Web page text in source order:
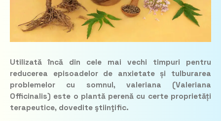
Utilizată încă din cele mai vechi timpuri pentru
reducerea episoadelor de anxietate și tulburarea
problemelor cu somnul, valeriana (Valeriana
Officinalis) este o plantă perenă cu certe proprietăți
terapeutice, dovedite ştiinţific.